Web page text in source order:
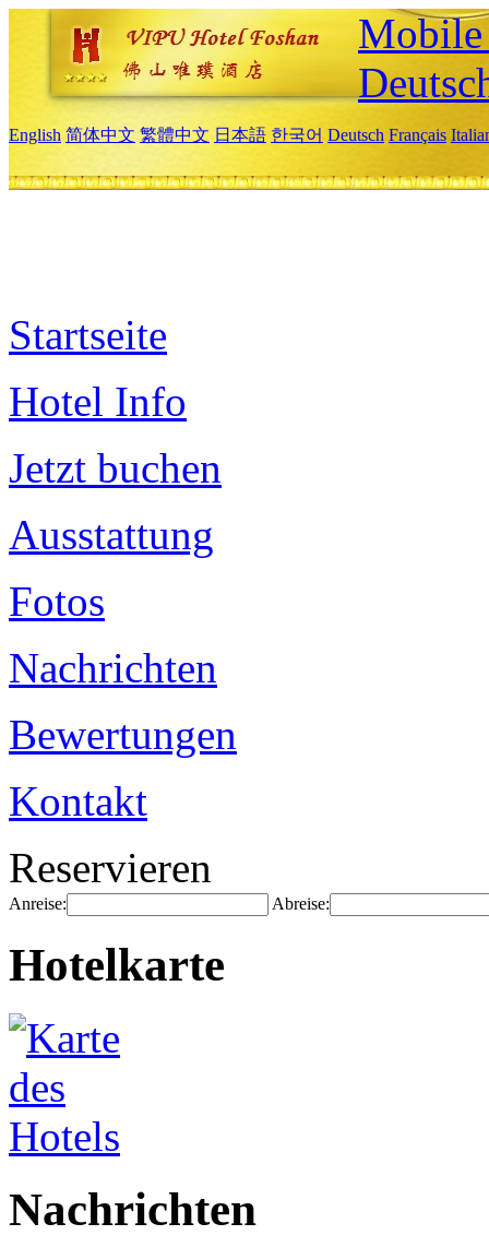
English 简体中文 繁體中文 日本語 한국어 Deutsch Français
Startseite
Hotel Info
Jetzt buchen
Ausstattung
Fotos
Nachrichten
Bewertungen
Kontakt
Reservieren
Anreise: Abreise:
Hotelkarte
Nachrichten